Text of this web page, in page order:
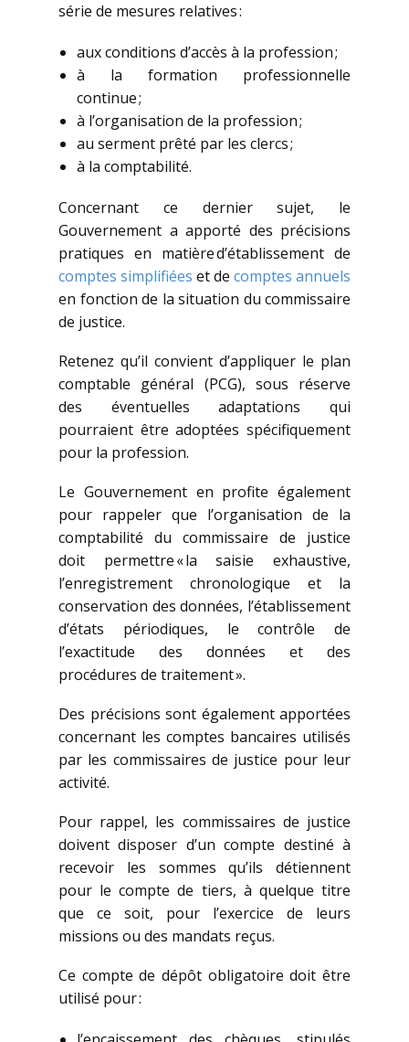
série de mesures relatives :
aux conditions d’accès à la profession ;
à la formation professionnelle
continue ;
à l’organisation de la profession ;
au serment prêté par les clercs ;
à la comptabilité.
Concernant ce dernier sujet, le
Gouvernement a apporté des précisions
pratiques en matière d’établissement de
comptes simplifiées et de comptes annuels
en fonction de la situation du commissaire
de justice.
Retenez qu’il convient d’appliquer le plan
comptable général (PCG), sous réserve
des éventuelles adaptations qui
pourraient être adoptées spécifiquement
pour la profession.
Le Gouvernement en profite également
pour rappeler que l’organisation de la
comptabilité du commissaire de justice
doit permettre « la saisie exhaustive,
l’enregistrement chronologique et la
conservation des données, l’établissement
d’états périodiques, le contrôle de
l’exactitude des données et des
procédures de traitement ».
Des précisions sont également apportées
concernant les comptes bancaires utilisés
par les commissaires de justice pour leur
activité.
Pour rappel, les commissaires de justice
doivent disposer d’un compte destiné à
recevoir les sommes qu’ils détiennent
pour le compte de tiers, à quelque titre
que ce soit, pour l’exercice de leurs
missions ou des mandats reçus.
Ce compte de dépôt obligatoire doit être
utilisé pour :